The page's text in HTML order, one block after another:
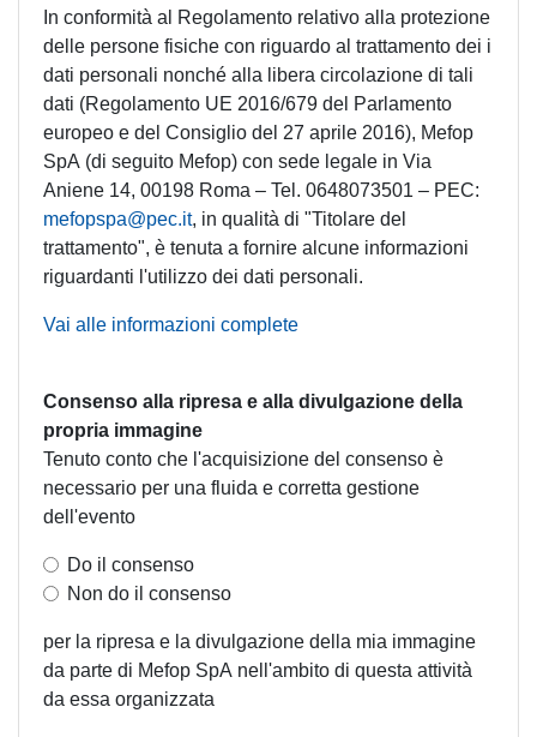
In conformità al Regolamento relativo alla protezione
delle persone fisiche con riguardo al trattamento dei i
dati personali nonché alla libera circolazione di tali
dati (Regolamento UE 2016/679 del Parlamento
europeo e del Consiglio del 27 aprile 2016), Mefop
SpA (di seguito Mefop) con sede legale in Via
Aniene 14, 00198 Roma – Tel. 0648073501 – PEC:
mefopspa@pec.it, in qualità di "Titolare del
trattamento", è tenuta a fornire alcune informazioni
riguardanti l'utilizzo dei dati personali.
Vai alle informazioni complete
Consenso alla ripresa e alla divulgazione della
propria immagine
Tenuto conto che l'acquisizione del consenso è
necessario per una fluida e corretta gestione
dell'evento
Do il consenso
Non do il consenso
per la ripresa e la divulgazione della mia immagine
da parte di Mefop SpA nell'ambito di questa attività
da essa organizzata